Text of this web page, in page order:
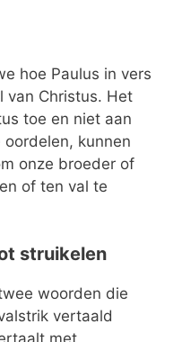
hoe Paulus in vers
van Christus. Het
toe en niet aan
kunnen
onze broeder of
of ten val te
struikelen
woorden die
vertaald